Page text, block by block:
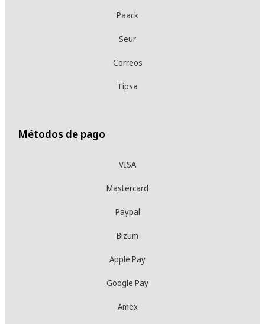
Paack
Seur
Correos
Tipsa
Métodos de pago
VISA
Mastercard
Paypal
Bizum
Apple Pay
Google Pay
Amex